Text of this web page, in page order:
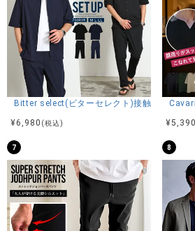
Bitter select(ビターセレクト)接触冷感スー
¥6,980 (税込)
¥5,390
7 8